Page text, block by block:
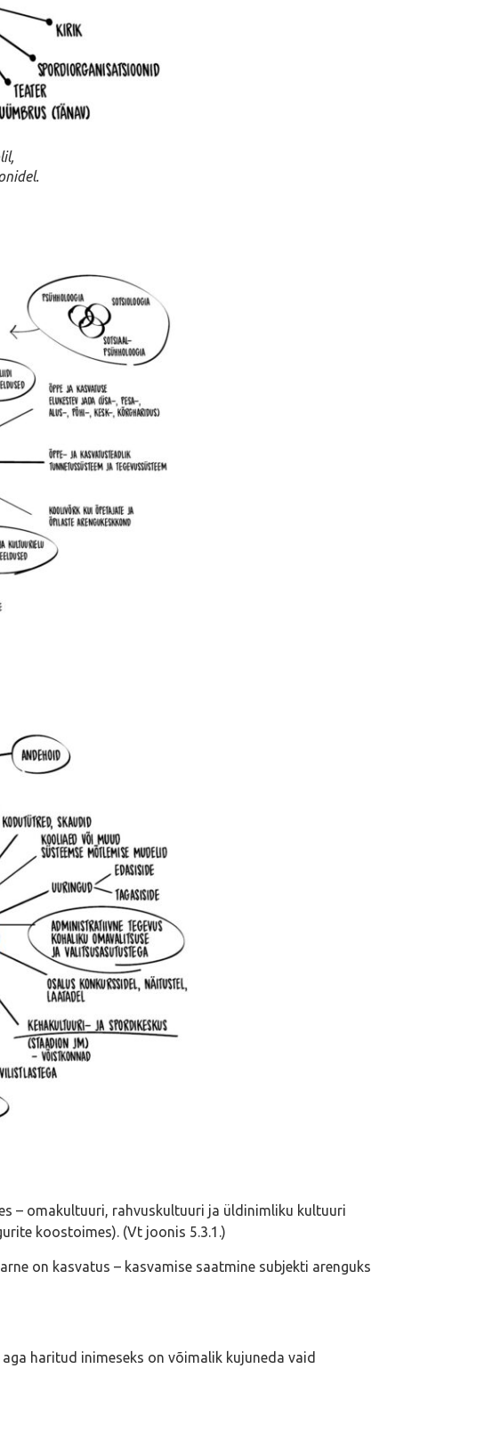
– omakultuuri, rahvuskultuuri ja üldinimliku kultuuri
koostoimes). (Vt joonis 5.3.1.)
on kasvatus – kasvamise saatmine subjekti arenguks
haritud inimeseks on võimalik kujuneda vaid